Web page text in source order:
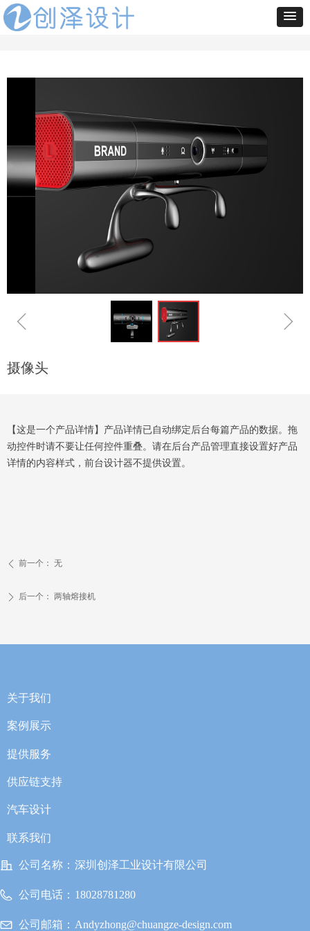
ꁆ ꁇ
【这是一个产品详情】产品详情已自动绑定后台每篇产品的数据。拖
动控件时请不要让任何控件重叠。请在后台产品管理直接设置好产品
详情的内容样式，前台设计器不提供设置。
摄像头
ꄴ 前一个： 无
ꄲ 后一个： 两轴熔接机
关于我们
案例展示
提供服务
供应链支持
汽车设计
联系我们
公司名称： 深圳创泽工业设计有限公司
公司电话： 18028781280
公司邮箱： Andyzhong@chuangze-design.com